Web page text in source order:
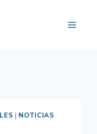
| NOTICIAS